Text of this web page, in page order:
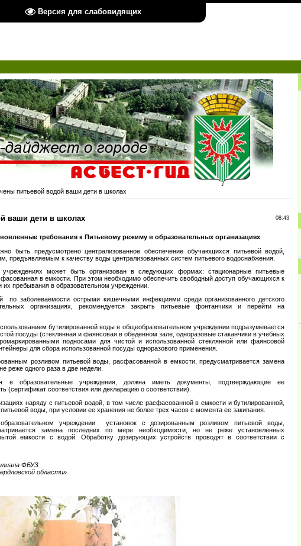
Версия для слабовидящих
питьевой водой ваши дети в школах
ваши дети в школах 08:43
требования к Питьевому режиму в образовательных организациях
быть предусмотрено централизованное обеспечение обучающихся питьевой водой,
предъявляемым к качеству воды централизованных систем питьевого водоснабжения.
может быть организован в следующих формах: стационарные питьевые
в емкости. При этом необходимо обеспечить свободный доступ обучающихся к
их пребывания в образовательном учреждении.
по заболеваемости острыми кишечными инфекциями среди организованного детского
организациях, рекомендуется закрыть питьевые фонтанчики и перейти на
бутилированной воды в общеобразовательном учреждении подразумевается
посуды (стеклянная и фаянсовая в обеденном зале, одноразовые стаканчики в учебных
подносами для чистой и использованной стеклянной или фаянсовой
для сбора использованной посуды одноразового применения.
розливом питьевой воды, расфасованной в емкости, предусматривается замена
реже одного раза в две недели.
в образовательные учреждения, должна иметь документы, подтверждающие ее
(сертификат соответствия или декларацию о соответствии).
наряду с питьевой водой, в том числе расфасованной в емкости и бутилированной,
воды, при условии ее хранения не более трех часов с момента ее закипания.
учреждении установок с дозированным розливом питьевой воды,
замена последних по мере необходимости, но не реже установленных
емкости с водой. Обработку дозирующих устройств проводят в соответствии с
ФБУЗ
области»